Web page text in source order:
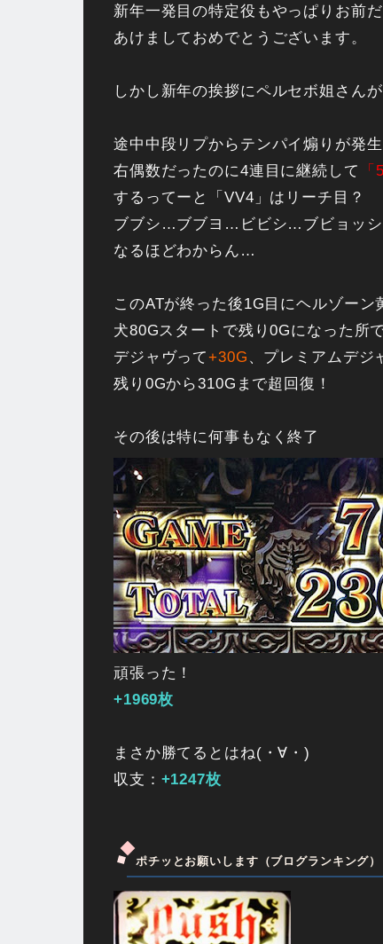
新年一発目の特定役もやっぱりお前だ
あけましておめでとうございます。
しかし新年の挨拶にペルセボ姐さん
途中中段リプからテンパイ煽りが発
右偶数だったのに4連目に継続して
「
するってーと「VV4」はリーチ目？
ブブシ…ブブヨ…ビビシ…ブビョッ
なるほどわからん…
このATが終った後1G目にヘルゾーン
犬80Gスタートで残り0Gになった所
デジャヴって+30G 、プレミアムデジ
残り0Gから310Gまで超回復！
その後は特に何事もなく終了
頑張った！
+1969枚
まさか勝てるとはね(・∀・)
収支： +1247枚
ポチッとお願いします（ブログランキング）